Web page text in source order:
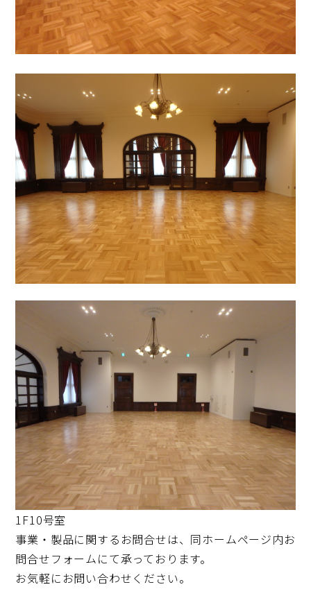
1F10号室
事業・製品に関するお問合せは、同ホームページ内お
問合せフォームにて承っております。
お気軽にお問い合わせください。